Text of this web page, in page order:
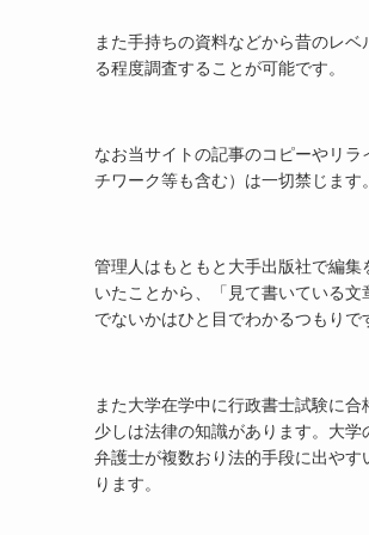
また手持ちの資料などから昔のレベ
る程度調査することが可能です。
なお当サイトの記事のコピーやリラ
チワーク等も含む）は一切禁じます。
管理人はもともと大手出版社で編集
いたことから、「見て書いている文
でないかはひと目でわかるつもりで
また大学在学中に行政書士試験に合
少しは法律の知識があります。大学
弁護士が複数おり法的手段に出やす
ります。